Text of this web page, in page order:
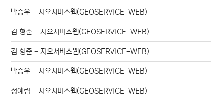
박승우 -지오서비스웹(GEOSERVICE-WEB)
김 형준 -지오서비스웹(GEOSERVICE-WEB)
김 형준 -지오서비스웹(GEOSERVICE-WEB)
박승우 -지오서비스웹(GEOSERVICE-WEB)
정예림 -지오서비스웹(GEOSERVICE-WEB)